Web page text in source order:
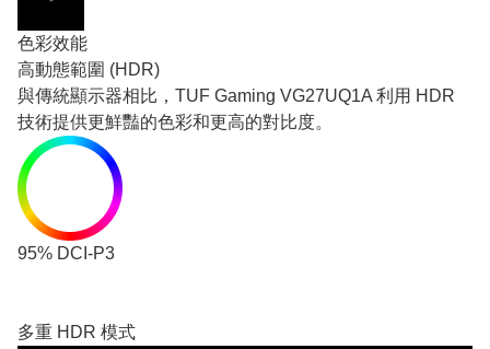
色彩效能
高動態範圍 (HDR)
與傳統顯示器相比，TUF Gaming VG27UQ1A 利用 HDR
技術提供更鮮豔的色彩和更高的對比度。
95% DCI-P3
多重 HDR 模式